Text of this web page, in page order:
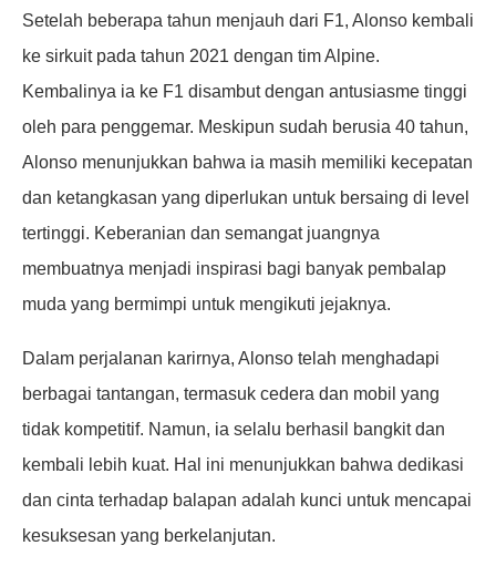
Setelah beberapa tahun menjauh dari F1, Alonso kembali
ke sirkuit pada tahun 2021 dengan tim Alpine.
Kembalinya ia ke F1 disambut dengan antusiasme tinggi
oleh para penggemar. Meskipun sudah berusia 40 tahun,
Alonso menunjukkan bahwa ia masih memiliki kecepatan
dan ketangkasan yang diperlukan untuk bersaing di level
tertinggi. Keberanian dan semangat juangnya
membuatnya menjadi inspirasi bagi banyak pembalap
muda yang bermimpi untuk mengikuti jejaknya.
Dalam perjalanan karirnya, Alonso telah menghadapi
berbagai tantangan, termasuk cedera dan mobil yang
tidak kompetitif. Namun, ia selalu berhasil bangkit dan
kembali lebih kuat. Hal ini menunjukkan bahwa dedikasi
dan cinta terhadap balapan adalah kunci untuk mencapai
kesuksesan yang berkelanjutan.